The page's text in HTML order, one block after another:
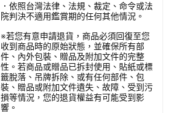
．依照台灣法律、法規、裁定、命令或法
院判決不適用鑑賞期的任何其他情況。
※若您有意申請退貨，商品必須回復至您
收到商品時的原始狀態，並確保所有部
件、內外包裝、贈品及附加文件的完整
性。若商品或贈品已拆封使用、貼紙或標
籤脫落、吊牌拆除、或有任何部件、包
裝、贈品或附加文件遺失、故障、受到污
損等情況，您的退貨權益有可能受到影
響。